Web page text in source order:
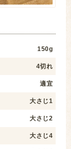
150g
4切れ
適宜
大さじ1
大さじ2
大さじ4